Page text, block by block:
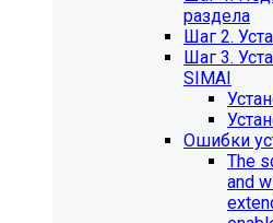
Обновления в
"Педагогический
раздела
Шаг 2.
Шаг 3.
SIMAI
Ошибки
The
and